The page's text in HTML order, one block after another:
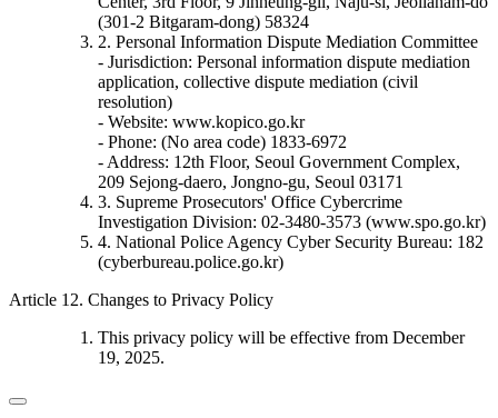
(301-2 Bitgaram-dong) 58324
2. Personal Information Dispute Mediation Committee
- Jurisdiction: Personal information dispute mediation
application, collective dispute mediation (civil
resolution)
- Website: www.kopico.go.kr
- Phone: (No area code) 1833-6972
- Address: 12th Floor, Seoul Government Complex,
209 Sejong-daero, Jongno-gu, Seoul 03171
3. Supreme Prosecutors' Office Cybercrime
Investigation Division: 02-3480-3573 (www.spo.go.kr)
4. National Police Agency Cyber Security Bureau: 182
(cyberbureau.police.go.kr)
Article 12. Changes to Privacy Policy
This privacy policy will be effective from December
19, 2025.